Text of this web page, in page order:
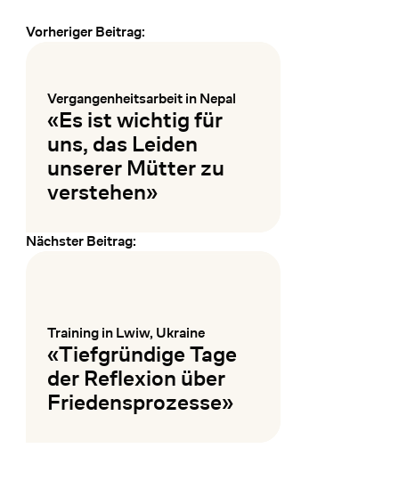
Frühere und spätere Veranstaltungen
Nächster Beitrag:
Training in Lwiw, Ukraine
:
«Tiefgründige Tage
der Reflexion über
Friedensprozesse»
Vorheriger Beitrag:
Vergangenheitsarbeit in Nepal
:
«Es ist wichtig für
uns, das Leiden
unserer Mütter zu
verstehen»
Mehr lesen